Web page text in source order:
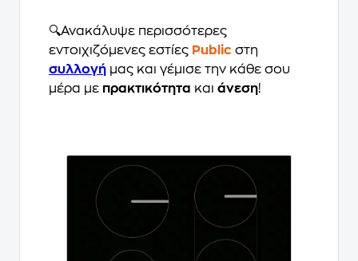
🔍Ανακάλυψε περισσότερες
εντοιχιζόμενες εστίες Public στη
συλλογή μας και γέμισε την κάθε σου
μέρα με πρακτικότητα και άνεση!